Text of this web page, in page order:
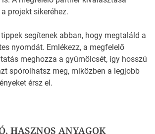
projekt sikeréhez.
tippek segítenek abban, hogy megtaláld a
nyomdát. Emlékezz, a megfelelő
meghozza a gyümölcsét, így hosszú
spórolhatsz meg, miközben a legjobb
érsz el.
HASZNOS ANYAGOK